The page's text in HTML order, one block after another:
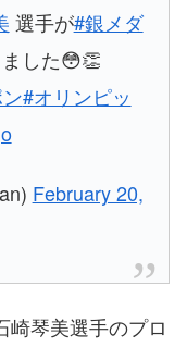
選手が#銀メダ
した😳👏
#オリンピッ
February 20,
崎琴美選手のプロ